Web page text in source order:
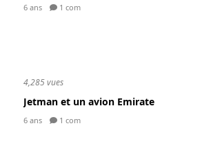
6 ans 1 com
4,285 vues
Jetman et un avion Emirate
6 ans 1 com